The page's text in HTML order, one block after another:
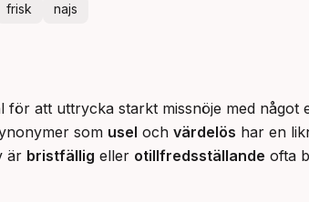
frisk najs
att uttrycka starkt missnöje med
som usel och värdelös har en
är bristfällig eller otillfredsställande ofta